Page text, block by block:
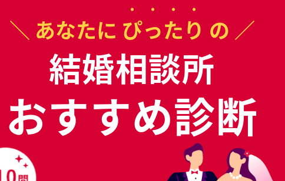
台東区 [1] 大田区 [1] 渋谷区[4] 中野区[1]
埼玉県[9]
＼ あなたに ぴったり の ／
結婚相談所
おすすめ診断